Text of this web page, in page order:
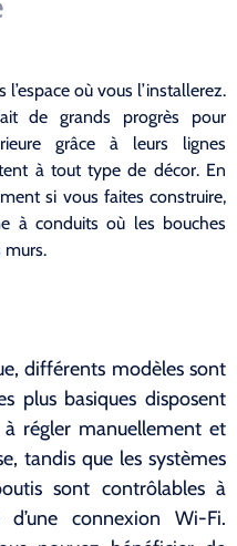
où vous l’installerez.
de grands progrès pour
grâce à leurs lignes
à tout type de décor. En
si vous faites construire,
à conduits où les bouches
murs.
différents modèles sont
plus basiques disposent
régler manuellement et
tandis que les systèmes
sont contrôlables à
d’une connexion Wi-Fi.